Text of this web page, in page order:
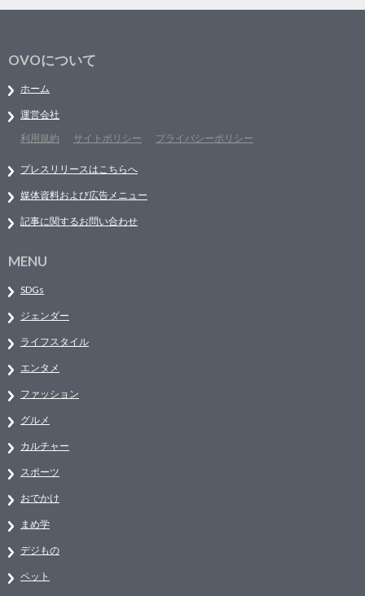
OVOについて
ホーム
運営会社
利用規約
サイトポリシー プライバシーポリシー
プレスリリースはこちらへ
媒体資料および広告メニュー
記事に関するお問い合わせ
MENU
SDGs
ジェンダー
ライフスタイル
エンタメ
ファッション
グルメ
カルチャー
スポーツ
おでかけ
まめ学
デジもの
ペット